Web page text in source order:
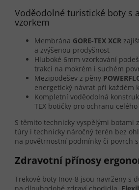
Voděodolné turistické boty s
vzorkem
Membrána GORE-TEX XCR
a zvýšenou prodyšnost
Hluboké 6mm vzorkování
trakci na mokrém i suchém
Mezipodešev z pěny
energetický návrat při každém
Kompletní voděodolná
TEX botičky pro ochranu
S těmito technicky vyspělými botami
túry i technicky náročný terén bez
na povětrnostní podmínky či povrch
Zdravotní přínosy
Trekové boty Inov-8 jsou navrženy s